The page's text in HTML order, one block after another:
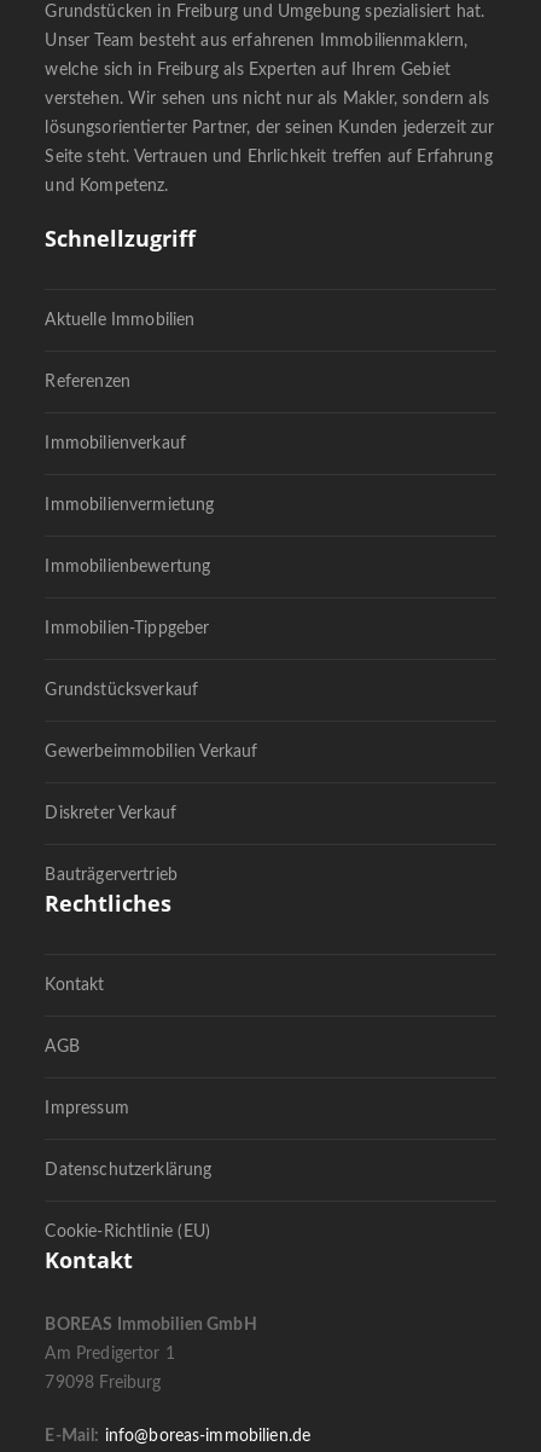
Grundstücken in Freiburg und Umgebung spezialisiert hat.
Unser Team besteht aus erfahrenen Immobilienmaklern,
welche sich in Freiburg als Experten auf Ihrem Gebiet
verstehen. Wir sehen uns nicht nur als Makler, sondern als
lösungsorientierter Partner, der seinen Kunden jederzeit zur
Seite steht. Vertrauen und Ehrlichkeit treffen auf Erfahrung
und Kompetenz.
Schnellzugriff
Aktuelle Immobilien
Referenzen
Immobilienverkauf
Immobilienvermietung
Immobilienbewertung
Immobilien-Tippgeber
Grundstücksverkauf
Gewerbeimmobilien Verkauf
Diskreter Verkauf
Bauträgervertrieb
Rechtliches
Kontakt
AGB
Impressum
Datenschutzerklärung
Cookie-Richtlinie (EU)
Kontakt
BOREAS Immobilien GmbH
Am Predigertor 1
79098 Freiburg
E-Mail: info@boreas-immobilien.de